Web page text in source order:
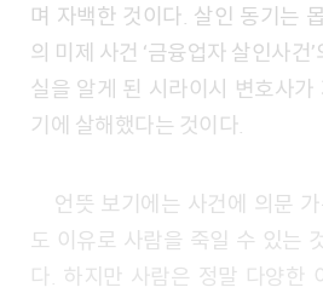
며 자백한 것이다. 살인 동기는
의 미제 사건 ‘금융업자 살인사건
실을 알게 된 시라이시 변호사
기에 살해했다는 것이다.
언뜻 보기에는 사건에 의문 가는 점이 없었다. 그 정
도 이유로 사람을 죽일 수 있는
다. 하지만 사람은 정말 다양한